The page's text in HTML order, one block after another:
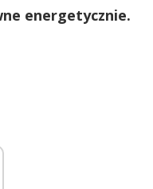
energetycznie.